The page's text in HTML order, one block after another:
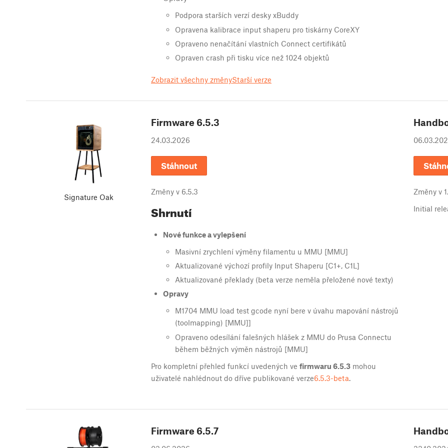
Podpora starších verzí desky xBuddy
Opravena kalibrace input shaperu pro tiskárny CoreXY
Opraveno nenačítání vlastních Connect certifikátů
Opraven crash při tisku více než 1024 objektů
Zobrazit všechny změnyStarší verze
Signature Oak
Firmware 6.5.3
24.03.2026
Stáhnout
Změny v 6.5.3
Shrnutí
Nové funkce a vylepšení
Masivní zrychlení výměny filamentu u MMU [MMU]
Aktualizované výchozí profily Input Shaperu [C1+, C1L]
Aktualizované překlady (beta verze neměla přeložené nové texty)
Opravy
M1704 MMU load test gcode nyní bere v úvahu mapování nástrojů
(toolmapping) [MMU]]
Opraveno odesílání falešných hlášek z MMU do Prusa Connectu
během běžných výměn nástrojů [MMU]
Pro kompletní přehled funkcí uvedených ve firmwaru 6.5.3 mohou
uživatelé nahlédnout do dříve publikované verze6.5.3-beta
Změny v
Initial
Firmware 6.5.7